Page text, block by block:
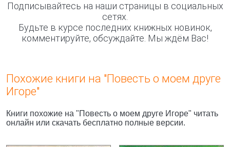
Подписывайтесь на наши страницы в социальных
сетях.
Будьте в курсе последних книжных новинок,
комментируйте, обсуждайте. Мы ждём Вас!
Похожие книги на "Повесть о моем друге
Игоре"
Книги похожие на "Повесть о моем друге Игоре" читать
онлайн или скачать бесплатно полные версии.